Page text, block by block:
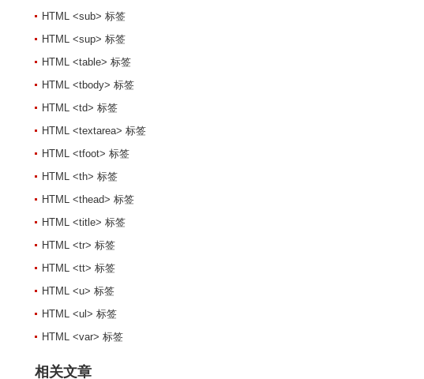
HTML <sub> 标签
HTML <sup> 标签
HTML <table> 标签
HTML <tbody> 标签
HTML <td> 标签
HTML <textarea> 标签
HTML <tfoot> 标签
HTML <th> 标签
HTML <thead> 标签
HTML <title> 标签
HTML <tr> 标签
HTML <tt> 标签
HTML <u> 标签
HTML <ul> 标签
HTML <var> 标签
相关文章